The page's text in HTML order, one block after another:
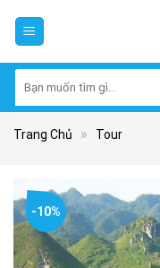
kiếm:
Trang Chủ » Tour
-10%